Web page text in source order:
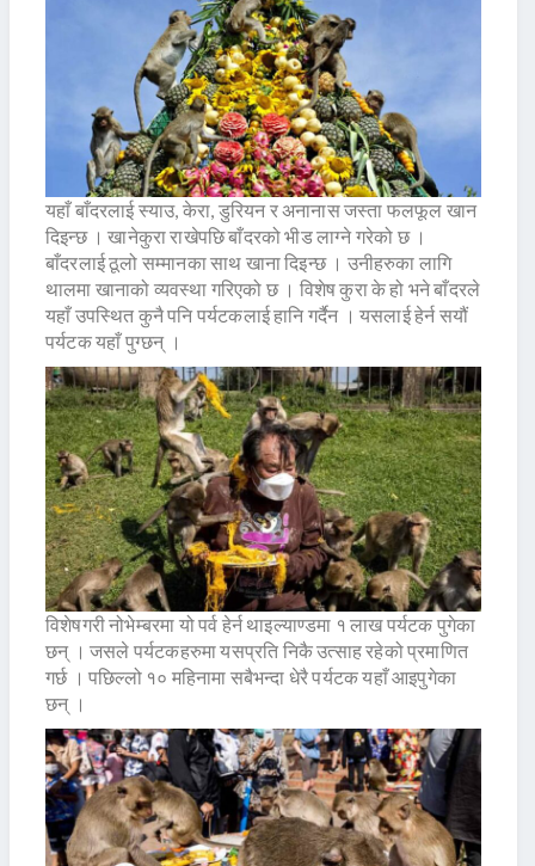
यहाँ बाँदरलाई स्याउ, केरा, डुरियन र अनानास जस्ता फलफूल खान
दिइन्छ । खानेकुरा राखेपछि बाँदरको भीड लाग्ने गरेको छ ।
बाँदरलाई ठूलो सम्मानका साथ खाना दिइन्छ । उनीहरुका लागि
थालमा खानाको व्यवस्था गरिएको छ । विशेष कुरा के हो भने बाँदरले
यहाँ उपस्थित कुनै पनि पर्यटकलाई हानि गर्दैन । यसलाई हेर्न सयौं
पर्यटक यहाँ पुग्छन् ।
विशेषगरी नोभेम्बरमा यो पर्व हेर्न थाइल्याण्डमा १ लाख पर्यटक पुगेका
छन् । जसले पर्यटकहरुमा यसप्रति निकै उत्साह रहेको प्रमाणित
गर्छ । पछिल्लो १० महिनामा सबैभन्दा धेरै पर्यटक यहाँ आइपुगेका
छन् ।